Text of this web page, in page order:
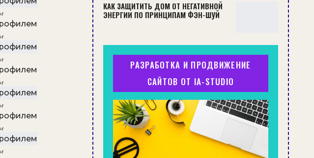
КАК ЗАЩИТИТЬ ДОМ ОТ НЕГАТИВНОЙ
ЭНЕРГИИ ПО ПРИНЦИПАМ ФЭН-ШУЙ
РАЗРАБОТКА И ПРОДВИЖЕНИЕ
САЙТОВ ОТ IA-STUDIO